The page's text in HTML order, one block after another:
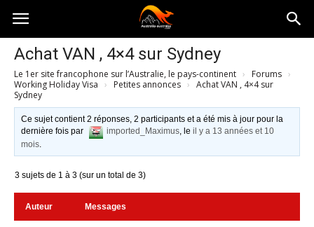
Australia-
australie.com
Achat VAN , 4×4 sur Sydney
Le 1er site francophone sur l’Australie, le pays-continent › Forums ›
Working Holiday Visa › Petites annonces › Achat VAN , 4×4 sur
Sydney
Ce sujet contient 2 réponses, 2 participants et a été mis à jour pour la
dernière fois par
imported_Maximus, leil y a 13 années et 10
mois.
3 sujets de 1 à 3 (sur un total de 3)
Auteur Messages